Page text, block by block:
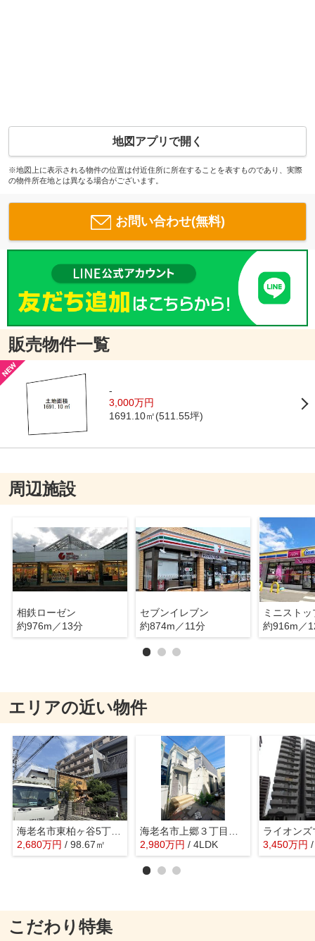
地図アプリで開く
※地図上に表示される物件の位置は付近住所に所在することを表すものであり、実際
の物件所在地とは異なる場合がございます。
お問い合わせ(無料)
販売物件一覧
-
3,000万円
1691.10㎡(511.55坪)
周辺施設
相鉄ローゼン
約976m／13分
セブンイレブン
約874m／11分
ミニストッ
約916m／
エリアの近い物件
海老名市東柏ヶ谷5丁目 売地
2,680万円 / 98.67㎡
海老名市上郷３丁目 中古戸建
2,980万円 / 4LDK 3,450万円
こだわり特集